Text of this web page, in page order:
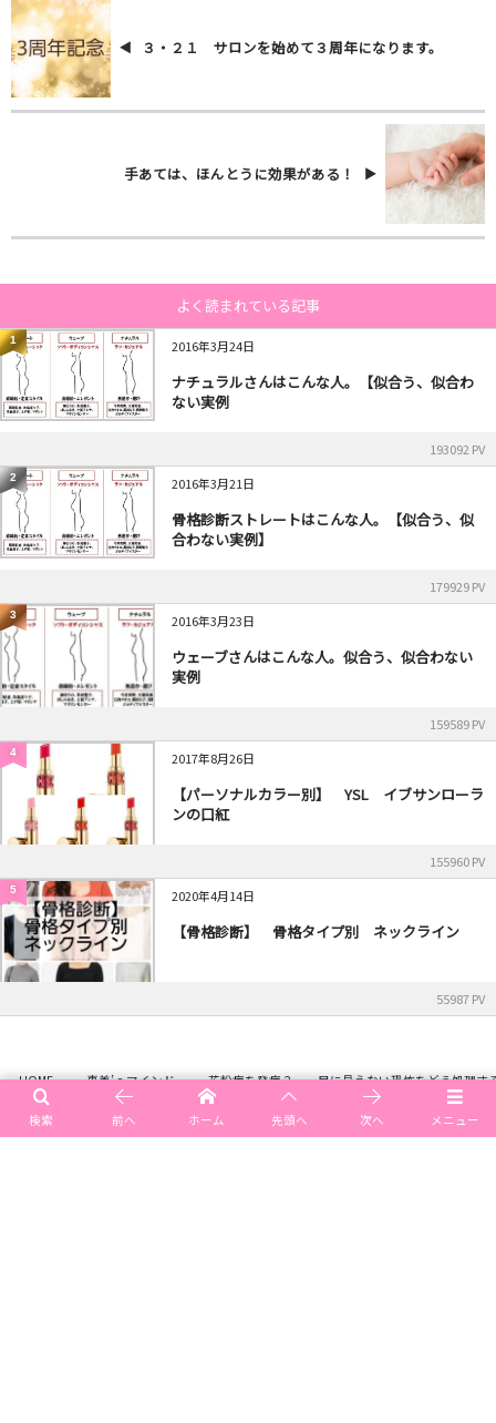
３・２１ サロンを始めて３周年になります。
手あては、ほんとうに効果がある！
よく読まれている記事
1 2016年3月24日
ナチュラルさんはこんな人。【似合う、似合わ
ない実例
193092 PV
2 2016年3月21日
骨格診断ストレートはこんな人。【似合う、似
合わない実例】
179929 PV
3 2016年3月23日
ウェーブさんはこんな人。似合う、似合わない
実例
159589 PV
4 2017年8月26日
【パーソナルカラー別】 YSL イブサンローラ
ンの口紅
155960 PV
5 2020年4月14日
【骨格診断】 骨格タイプ別 ネックライン
55987 PV
HOME 恵美’ｓマインド 花粉症を発症？ 目に見えない恐怖をどう処理す
メニュー
検索 前へ ホーム 先頭へ 次へ